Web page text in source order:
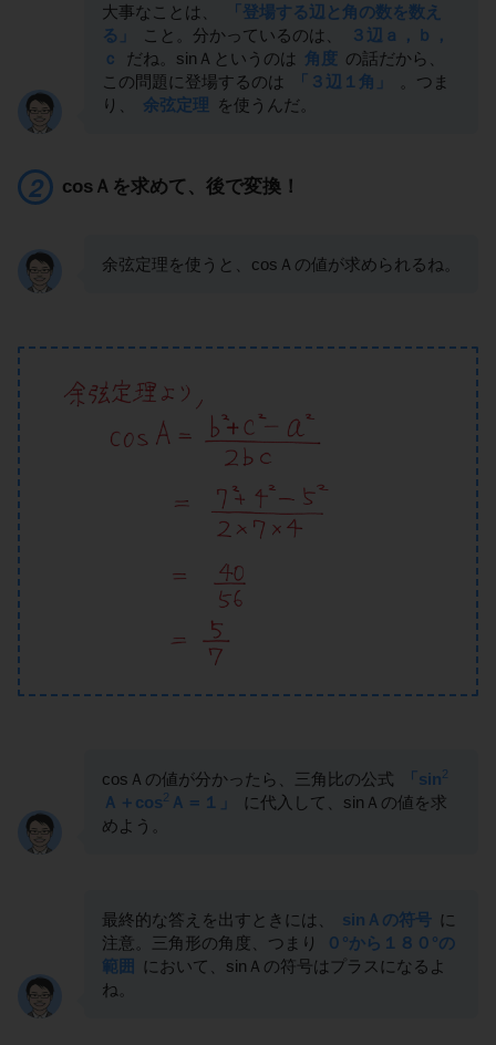
大事なことは、
「登場する辺と角の数を数え
る」
こと。分かっているのは、
３辺ａ，ｂ，
ｃ
だね。sinＡというのは 角度 の話だから、
この問題に登場するのは
「３辺１角」
。つま
り、
余弦定理 を使うんだ。
cosＡを求めて、後で変換！
余弦定理を使うと、cosＡの値が求められるね。
cosＡの値が分かったら、三角比の公式 「sin2
Ａ＋cos2 Ａ＝１」
に代入して、sinＡの値を求
めよう。
最終的な答えを出すときには、 sinＡの符号 に
注意。三角形の角度、つまり
０°から１８０°の
範囲
において、sinＡの符号はプラスになるよ
ね。